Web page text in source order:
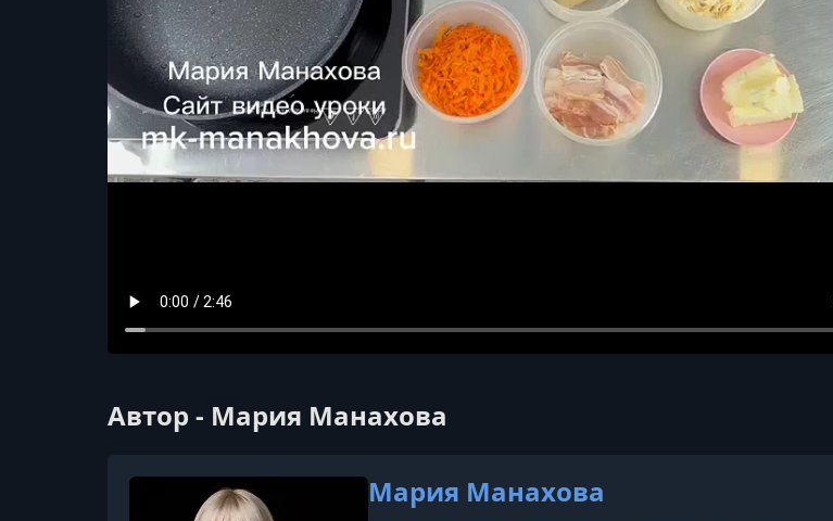
Автор - Мария Манахова
Мария Манахова